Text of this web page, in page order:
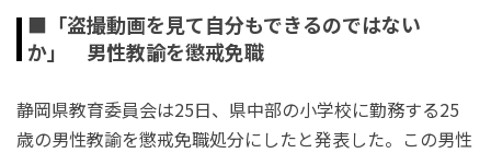
■「盗撮動画を見て自分もできるのではない
か」 男性教諭を懲戒免職
静岡県教育委員会は25日、県中部の小学校に勤務する25
歳の男性教諭を懲戒免職処分にしたと発表した。この男性